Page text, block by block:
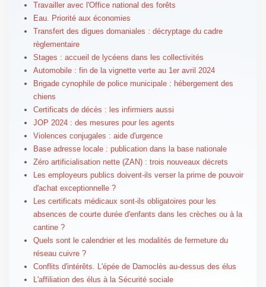
Travailler avec l'Office national des forêts
Eau. Priorité aux économies
Transfert des digues domaniales : décryptage du cadre
règlementaire
Stages : accueil de lycéens dans les collectivités
Automobile : fin de la vignette verte au 1er avril 2024
Brigade cynophile de police municipale : hébergement des
chiens
Certificats de décès : les infirmiers aussi
JOP 2024 : des mesures pour les agents
Violences conjugales : aide d'urgence
Base adresse locale : publication dans la base nationale
Zéro artificialisation nette (ZAN) : trois nouveaux décrets
Les employeurs publics doivent-ils verser la prime de pouvoir
d'achat exceptionnelle ?
Les certificats médicaux sont-ils obligatoires pour les
absences de courte durée d'enfants dans les crèches ou à la
cantine ?
Quels sont le calendrier et les modalités de fermeture du
réseau cuivre ?
Conflits d'intérêts. L'épée de Damoclès au-dessus des élus
L'affiliation des élus à la Sécurité sociale